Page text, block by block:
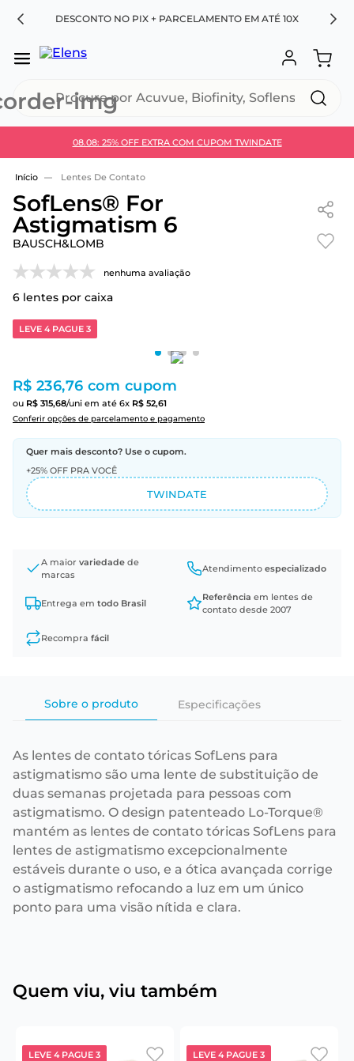
DESCONTO NO PIX + PARCELAMENTO EM ATÉ 10X
08.08: 25% OFF EXTRA COM CUPOM TWINDATE
Use 30HOJE e ganhe 30% OFF + economia extra no
Lentes De Contato
SofLens® For
Astigmatism 6
BAUSCH&LOMB
nenhuma avaliação
6 lentes por caixa
LEVE 4 PAGUE 3
R$ 236,76 com cupom
ou R$ 315,68/uni em até 6x R$ 52,61
Conferir opções de parcelamento e pagamento
Quer mais desconto? Use o cupom.
+25% OFF PRA VOCÊ
TWINDATE
A maior variedade de
marcas
Atendimento especializado
Entrega em todo Brasil
Referência em lentes de
contato desde 2007
Recompra fácil
Sobre o produto Especificações
As lentes de contato tóricas SofLens para
astigmatismo são uma lente de substituição de
duas semanas projetada para pessoas com
astigmatismo. O design patenteado Lo-Torque®
mantém as lentes de contato tóricas SofLens para
lentes de astigmatismo excepcionalmente
estáveis durante o uso, e a ótica avançada corrige
o astigmatismo refocando a luz em um único
ponto para uma visão nítida e clara.
Quem viu, viu também
LEVE 4 PAGUE 3 LEVE 4 PAGUE 3